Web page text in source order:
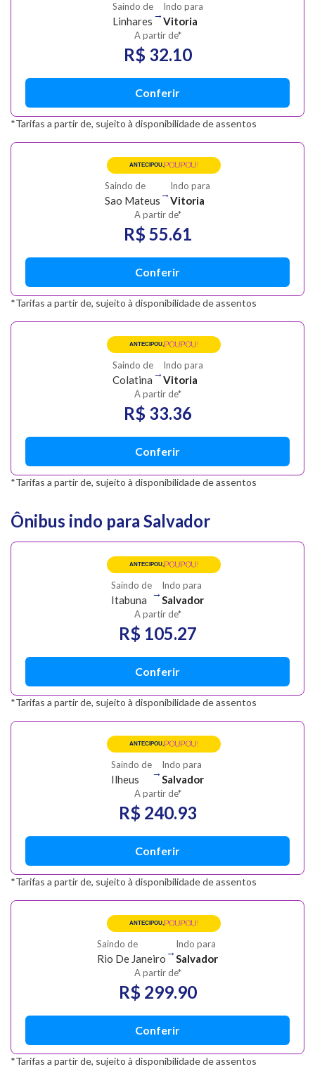
Saindo de
Linhares
→
Indo para
Vitoria
A partir de*
R$ 32.10
Conferir
*Tarifas a partir de, sujeito à disponibilidade de assentos
Saindo de
Sao Mateus
→
Indo para
Vitoria
ANTECIPOU,POUPOU!
A partir de*
R$ 55.61
Conferir
*Tarifas a partir de, sujeito à disponibilidade de assentos
Saindo de
Colatina
→
Indo para
Vitoria
ANTECIPOU,POUPOU!
A partir de*
R$ 33.36
Conferir
*Tarifas a partir de, sujeito à disponibilidade de assentos
Ônibus indo para Salvador
Saindo de
Itabuna
→
Indo para
Salvador
ANTECIPOU,POUPOU!
A partir de*
R$ 105.27
Conferir
*Tarifas a partir de, sujeito à disponibilidade de assentos
Saindo de
Ilheus
→
Indo para
Salvador
ANTECIPOU,POUPOU!
A partir de*
R$ 240.93
Conferir
*Tarifas a partir de, sujeito à disponibilidade de assentos
Saindo de
Rio De Janeiro
→
Indo para
Salvador
ANTECIPOU,POUPOU!
A partir de*
R$ 299.90
Conferir
*Tarifas a partir de, sujeito à disponibilidade de assentos